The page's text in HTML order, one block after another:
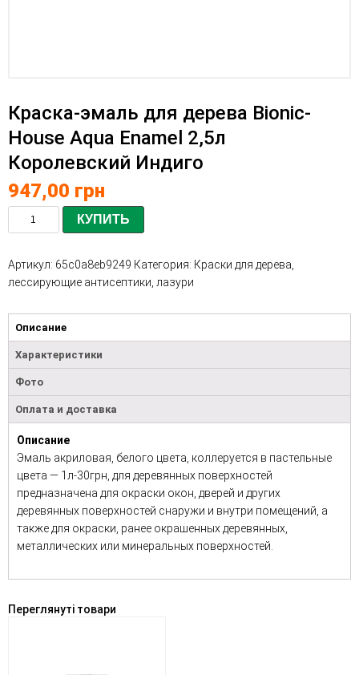
Краска-эмаль для дерева Bionic-
House Aqua Enamel 2,5л
Королевский Индиго
947,00 грн
КУПИТЬ
Артикул: 65c0a8eb9249 Категория: Краски для дерева,
лессирующие антисептики, лазури
Описание
Характеристики
Фото
Оплата и доставка
Описание
Эмаль акриловая, белого цвета, коллеруется в пастельные
цвета — 1л-30грн, для деревянных поверхностей
предназначена для окраски окон, дверей и других
деревянных поверхностей снаружи и внутри помещений, а
также для окраски, ранее окрашенных деревянных,
металлических или минеральных поверхностей.
Переглянуті товари